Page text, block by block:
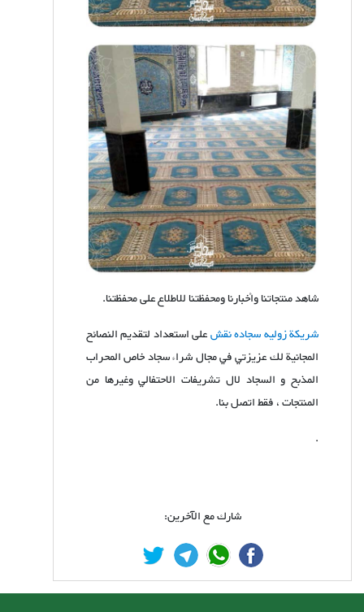
شاهد منتجاتنا وأخبارنا ومحفظتنا للاطلاع على محفظتنا.
شریكة زولیه سجاده نقشعلى استعداد لتقديم النصائح
المجانية لك عزيزتي في مجال شراء سجاد خاص المحراب
المذبح و السجاد لال تشریفات الاحتفالي وغيرها من
المنتجات ، فقط اتصل بنا.
.
شارك مع الآخرين: